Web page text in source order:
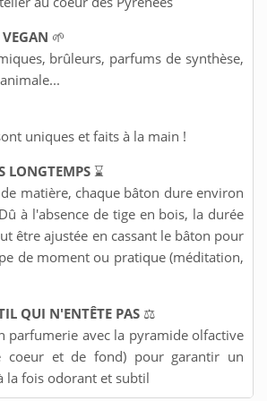
🌱
brûleurs, parfums de synthèse,
uniques et faits à la main !
LONGTEMPS ⌛
matière, chaque bâton dure environ
à l'absence de tige en bois, la durée
être ajustée en cassant le bâton pour
de moment ou pratique (méditation,
QUI N'ENTÊTE PAS ⚖️
parfumerie avec la pyramide olfactive
coeur et de fond) pour garantir un
la fois odorant et subtil